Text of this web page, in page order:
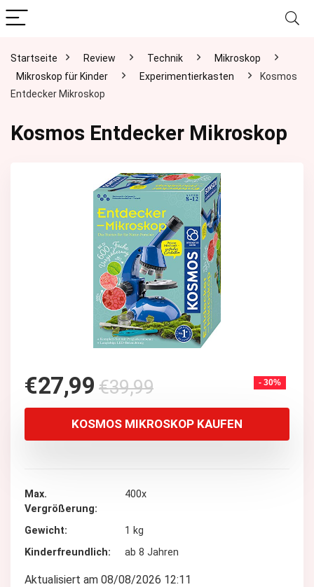
Startseite Review Technik
Mikroskop
Mikroskop für Kinder
Experimentierkasten
Kosmos
Entdecker Mikroskop
Kosmos Entdecker Mikroskop
- 30%
€39,99Ursprünglicher
Preis
war:
€39,99
€27,99 Aktueller
Preis
ist:
€27,99.
KOSMOS MIKROSKOP KAUFEN
Max.
Vergrößerung
400x
Gewicht
1 kg
Kinderfreundlich
ab 8 Jahren
Aktualisiert am 08/08/2026 12:11